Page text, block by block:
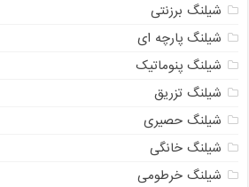
شیلنگ برزنتی
شیلنگ پارچه ای
شیلنگ پنوماتیک
شیلنگ تزریق
شیلنگ حصیری
شیلنگ خانگی
شیلنگ خرطومی